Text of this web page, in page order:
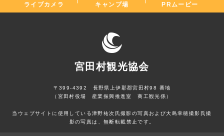
ライブカメラ
キャンプ場
PRムービー
宮田村観光協会
〒399-4392 長野県上伊那郡宮田村98 番地
（宮田村役場 産業振興推進室 商工観光係）
当ウェブサイトに使用している津野祐次氏撮影の写真および大島幸穂撮影氏撮
影の写真は、無断転載禁止です。